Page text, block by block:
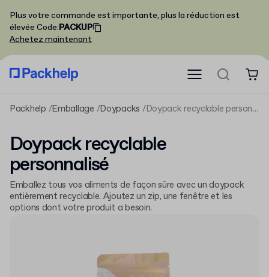
Plus votre commande est importante, plus la réduction est
élevée Code:PACKUP
Achetez maintenant
Packhelp Emballage Doypacks Doypack recyclable personnalisé
Doypack recyclable
personnalisé
Emballez tous vos aliments de façon sûre avec un doypack
entièrement recyclable. Ajoutez un zip, une fenêtre et les
options dont votre produit a besoin.